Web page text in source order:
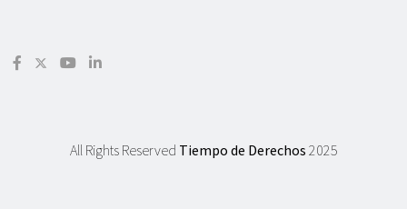
All Rights Reserved Tiempo de Derechos 2025